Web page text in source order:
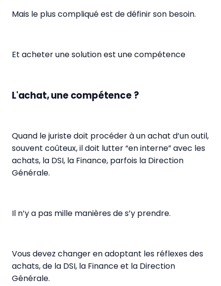
Mais le plus compliqué est de définir son besoin.
Et acheter une solution est une compétence
L'achat, une compétence ?
Quand le juriste doit procéder à un achat d’un outil,
souvent coûteux, il doit lutter “en interne” avec les
achats, la DSI, la Finance, parfois la Direction
Générale.
Il n’y a pas mille manières de s’y prendre.
Vous devez changer en adoptant les réflexes des
achats, de la DSI, la Finance et la Direction
Générale.